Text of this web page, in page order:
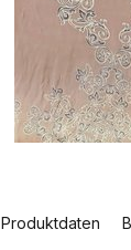
Produktdaten